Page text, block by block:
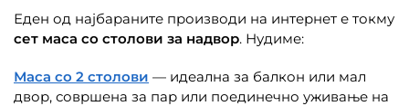
Еден од најбараните производи на интернет е токму
сет маса со столови за надвор. Нудиме:
Маса со 2 столови — идеална за балкон или мал
двор, совршена за пар или поединечно уживање на